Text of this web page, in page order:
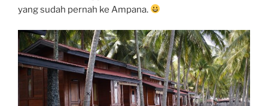
yang sudah pernah ke Ampana.